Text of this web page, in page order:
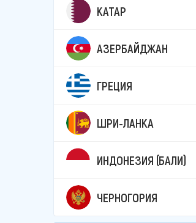
КАТАР
АЗЕРБАЙДЖАН
ГРЕЦИЯ
ШРИ-ЛАНКА
ИНДОНЕЗИЯ (БАЛИ)
ЧЕРНОГОРИЯ